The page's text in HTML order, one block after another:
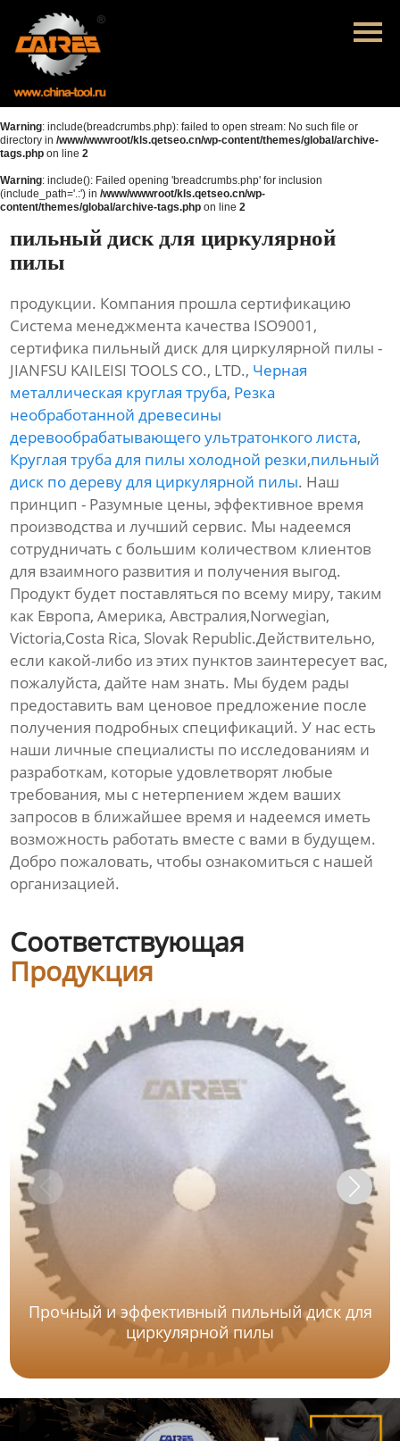
Главная
Продукция
О нас
Контакты
Warning: include(breadcrumbs.php): failed to open stream: No such file or
directory in /www/wwwroot/kls.qetseo.cn/wp-content/themes/global/archive-
tags.php on line 2
Warning: include(): Failed opening 'breadcrumbs.php' for inclusion
(include_path='.:') in /www/wwwroot/kls.qetseo.cn/wp-
content/themes/global/archive-tags.php on line 2
пильный диск для циркулярной
пилы
продукции. Компания прошла сертификацию
Система менеджмента качества ISO9001,
сертифика пильный диск для циркулярной пилы -
JIANFSU KAILEISI TOOLS CO., LTD., Черная
металлическая круглая труба, Резка
необработанной древесины
деревообрабатывающего ультратонкого листа,
Круглая труба для пилы холодной резки,пильный
диск по дереву для циркулярной пилы. Наш
принцип - Разумные цены, эффективное время
производства и лучший сервис. Мы надеемся
сотрудничать с большим количеством клиентов
для взаимного развития и получения выгод.
Продукт будет поставляться по всему миру, таким
как Европа, Америка, Австралия,Norwegian,
Victoria,Costa Rica, Slovak Republic.Действительно,
если какой-либо из этих пунктов заинтересует вас,
пожалуйста, дайте нам знать. Мы будем рады
предоставить вам ценовое предложение после
получения подробных спецификаций. У нас есть
наши личные специалисты по исследованиям и
разработкам, которые удовлетворят любые
требования, мы с нетерпением ждем ваших
запросов в ближайшее время и надеемся иметь
возможность работать вместе с вами в будущем.
Добро пожаловать, чтобы ознакомиться с нашей
организацией.
Соответствующая
Продукция
Прочный и эффективный пильный диск для
циркулярной пилы